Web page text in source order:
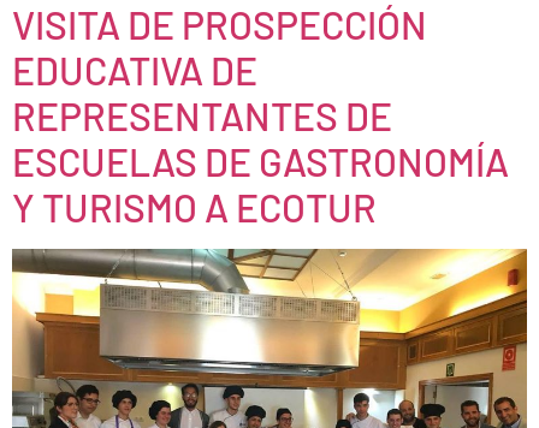
VISITA DE PROSPECCIÓN
EDUCATIVA DE
REPRESENTANTES DE
ESCUELAS DE GASTRONOMÍA
Y TURISMO A ECOTUR